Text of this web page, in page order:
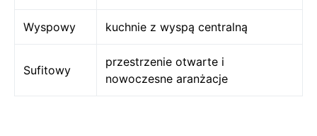
Wyspowy kuchnie z wyspą centralną
Sufitowy
przestrzenie otwarte i
nowoczesne aranżacje